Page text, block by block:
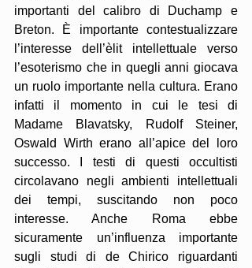
importanti del calibro di Duchamp e
Breton. È importante contestualizzare
l’interesse dell’èlit intellettuale verso
l’esoterismo che in quegli anni giocava
un ruolo importante nella cultura. Erano
infatti il momento in cui le tesi di
Madame Blavatsky, Rudolf Steiner,
Oswald Wirth erano all’apice del loro
successo. I testi di questi occultisti
circolavano negli ambienti intellettuali
dei tempi, suscitando non poco
interesse. Anche Roma ebbe
sicuramente un’influenza importante
sugli studi di de Chirico riguardanti